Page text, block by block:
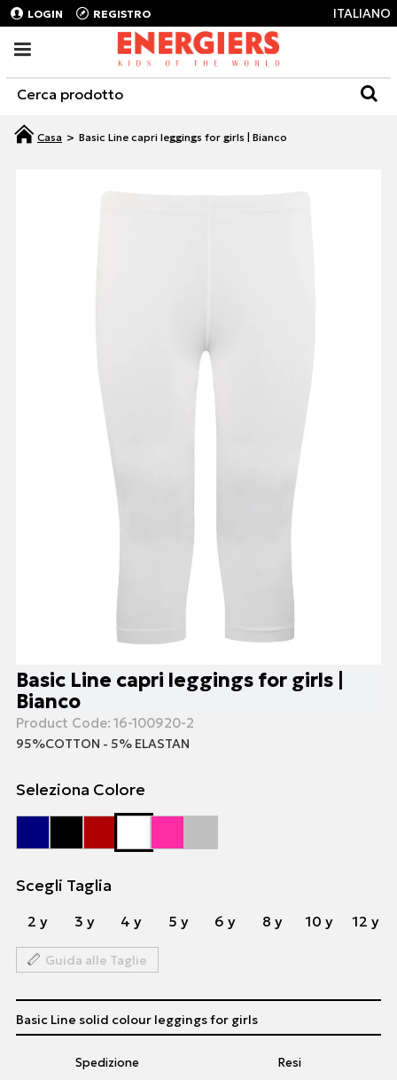
LOGIN REGISTRO ITALIANO
Basic Line capri leggings for girls | Bianco
Basic Line capri leggings for girls |
Bianco
Product Code: 16-100920-2
95%COTTON - 5% ELASTAN
Seleziona Colore
Scegli Taglia
2 y 3 y 4 y 5 y 6 y 8 y 10 y 12 y
Guida alle Taglie
Spedizione Resi
Basic Line solid colour leggings for girls